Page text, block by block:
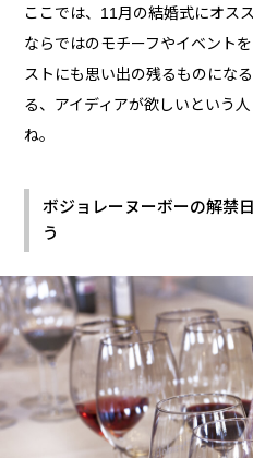
ここでは、11月の結婚式にオス
ならではのモチーフやイベント
ストにも思い出の残るものにな
る、アイディアが欲しいという
ね。
ボジョレーヌーボーの解禁
う